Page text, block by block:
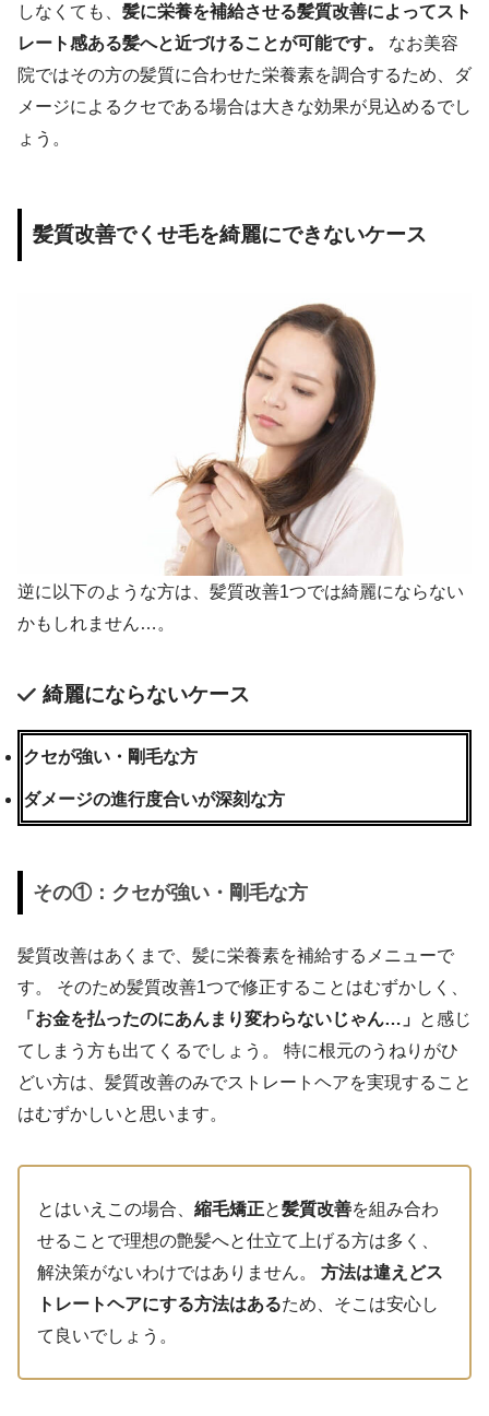
しなくても、 髪に栄養を補給させる髪質改善によってスト
レート感ある髪へと近づけることが可能です。
なお美容
院ではその方の髪質に合わせた栄養素を調合するため、ダ
メージによるクセである場合は大きな効果が見込めるでし
ょう。
髪質改善でくせ毛を綺麗にできないケース
逆に以下のような方は、髪質改善1つでは綺麗にならない
かもしれません…。
綺麗にならないケース
クセが強い・剛毛な方
ダメージの進行度合いが深刻な方
その①：クセが強い・剛毛な方
髪質改善はあくまで、髪に栄養素を補給するメニューで
す。 そのため髪質改善1つで修正することはむずかしく、
「お金を払ったのにあんまり変わらないじゃん…」 と感じ
てしまう方も出てくるでしょう。 特に根元のうねりがひ
どい方は、髪質改善のみでストレートヘアを実現すること
はむずかしいと思います。
とはいえこの場合、 縮毛矯正と髪質改善を組み合わ
せることで理想の艶髪へと仕立て上げる方は多く、
解決策がないわけではありません。 方法は違えどス
トレートヘアにする方法はあるため、そこは安心し
て良いでしょう。